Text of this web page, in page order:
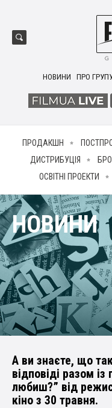
НОВИНИ ПРО
ПРОДАКШН
ДИСТРИБУЦІЯ
ОСВІТНІ ПРОЕКТИ
НОВИНИ
А ви знаєте, що
відповіді разом
любиш?” від
кіно з 30 травня.